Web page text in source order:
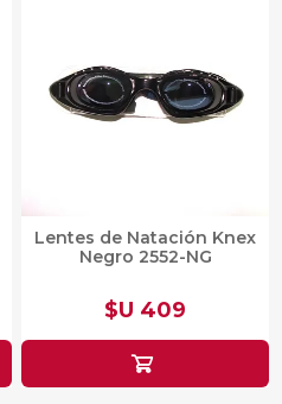
Lentes de Natación Knex
Negro 2552-NG
$U 409